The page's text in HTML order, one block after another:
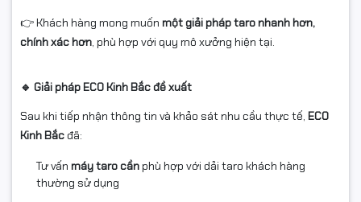
👉 Khách hàng mong muốn một giải pháp taro nhanh hơn,
chính xác hơn, phù hợp với quy mô xưởng hiện tại.
🔹 Giải pháp ECO Kinh Bắc đề xuất
Sau khi tiếp nhận thông tin và khảo sát nhu cầu thực tế, ECO
Kinh Bắcđã:
Tư vấn máy taro cầnphù hợp với dải taro khách hàng
thường sử dụng